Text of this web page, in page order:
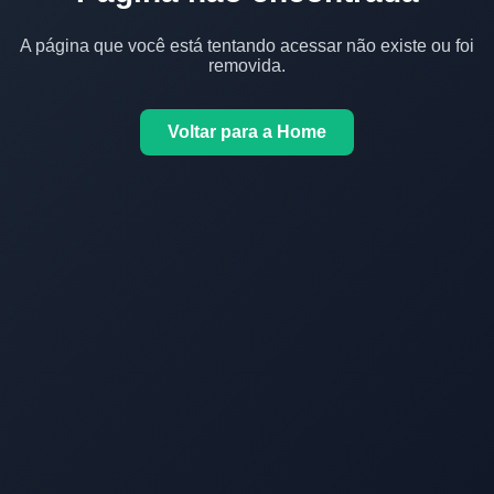
A página que você está tentando acessar não existe ou foi
removida.
Voltar para a Home